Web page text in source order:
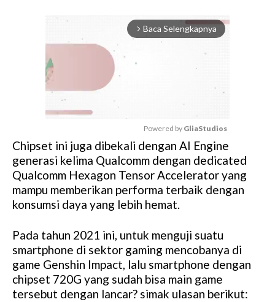
arrow_forward_ios Baca Selengkapnya
M
u
t
e
Powered by GliaStudios
Chipset ini juga dibekali dengan AI Engine
generasi kelima Qualcomm dengan dedicated
Qualcomm Hexagon Tensor Accelerator yang
mampu memberikan performa terbaik dengan
konsumsi daya yang lebih hemat.
Pada tahun 2021 ini, untuk menguji suatu
smartphone di sektor gaming mencobanya di
game Genshin Impact, lalu smartphone dengan
chipset 720G yang sudah bisa main game
tersebut dengan lancar? simak ulasan berikut: